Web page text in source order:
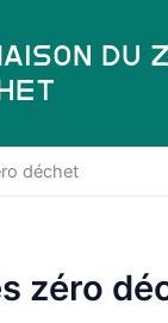
du
déchet
zéro